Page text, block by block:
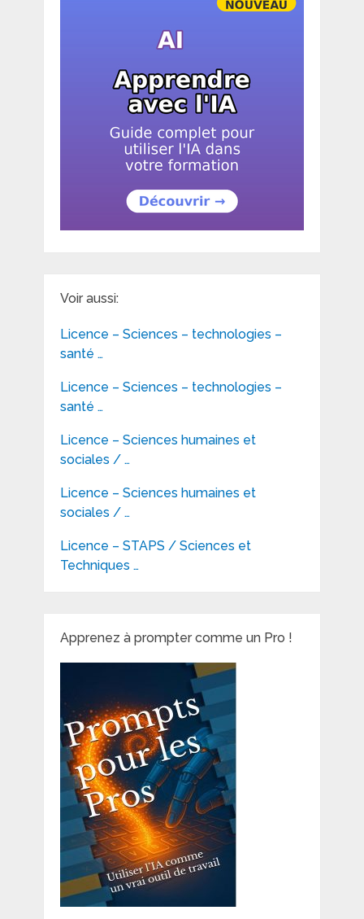
Voir aussi:
Licence – Sciences – technologies –
santé …
Licence – Sciences – technologies –
santé …
Licence – Sciences humaines et
sociales / …
Licence – Sciences humaines et
sociales / …
Licence – STAPS / Sciences et
Techniques …
Apprenez à prompter comme un Pro !